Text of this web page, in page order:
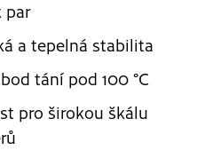
par
a tepelná stabilita
tání pod 100 °C
pro širokou škálu